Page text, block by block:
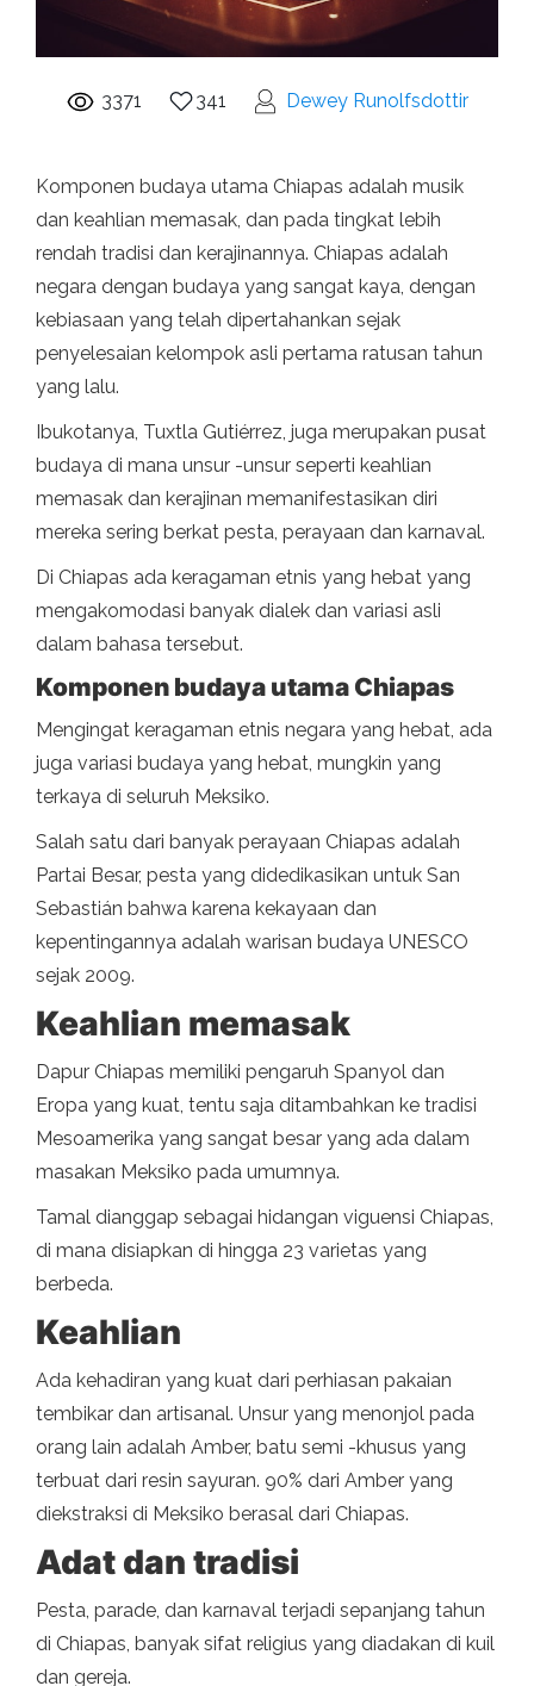
3371 341 Dewey Runolfsdottir
Komponen budaya utama Chiapas adalah musik
dan keahlian memasak, dan pada tingkat lebih
rendah tradisi dan kerajinannya. Chiapas adalah
negara dengan budaya yang sangat kaya, dengan
kebiasaan yang telah dipertahankan sejak
penyelesaian kelompok asli pertama ratusan tahun
yang lalu.
Ibukotanya, Tuxtla Gutiérrez, juga merupakan pusat
budaya di mana unsur -unsur seperti keahlian
memasak dan kerajinan memanifestasikan diri
mereka sering berkat pesta, perayaan dan karnaval.
Di Chiapas ada keragaman etnis yang hebat yang
mengakomodasi banyak dialek dan variasi asli
dalam bahasa tersebut.
Komponen budaya utama Chiapas
Mengingat keragaman etnis negara yang hebat, ada
juga variasi budaya yang hebat, mungkin yang
terkaya di seluruh Meksiko.
Salah satu dari banyak perayaan Chiapas adalah
Partai Besar, pesta yang didedikasikan untuk San
Sebastián bahwa karena kekayaan dan
kepentingannya adalah warisan budaya UNESCO
sejak 2009.
Keahlian memasak
Dapur Chiapas memiliki pengaruh Spanyol dan
Eropa yang kuat, tentu saja ditambahkan ke tradisi
Mesoamerika yang sangat besar yang ada dalam
masakan Meksiko pada umumnya.
Tamal dianggap sebagai hidangan viguensi Chiapas,
di mana disiapkan di hingga 23 varietas yang
berbeda.
Keahlian
Ada kehadiran yang kuat dari perhiasan pakaian
tembikar dan artisanal. Unsur yang menonjol pada
orang lain adalah Amber, batu semi -khusus yang
terbuat dari resin sayuran. 90% dari Amber yang
diekstraksi di Meksiko berasal dari Chiapas.
Adat dan tradisi
Pesta, parade, dan karnaval terjadi sepanjang tahun
di Chiapas, banyak sifat religius yang diadakan di kuil
dan gereja.